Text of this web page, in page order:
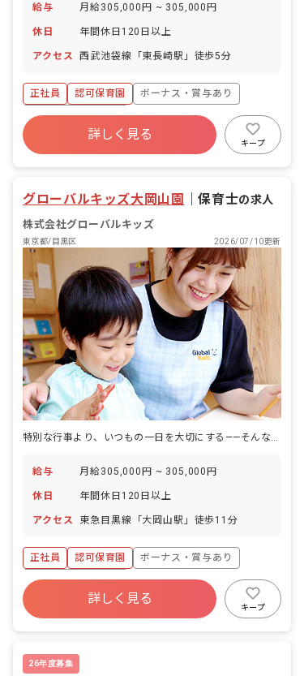
給与 月給305,000円 ~ 305,000円
休日 年間休日120日以上
アクセス 西武池袋線「東長崎駅」徒歩5分
正社員 認可保育園
ボーナス・賞与あり
年間休日120日以上
寮・住宅・家賃補助あり
社会保険完備
詳しく見る
キープ
グローバルキッズ大岡山園 ｜保育士の求人
株式会社グローバルキッズ
東京都/目黒区 2026/07/10更新
給与 月給305,000円 ~ 305,000円
休日 年間休日120日以上
アクセス 東急目黒線「大岡山駅」徒歩11分
正社員 認可保育園
ボーナス・賞与あり
年間休日120日以上
寮・住宅・家賃補助あり
社会保険完備
詳しく見る
キープ
26年度募集